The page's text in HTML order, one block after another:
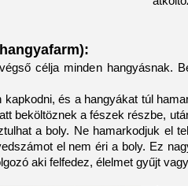
célja minden hangyásnak.
kapkodni, és a hangyákat túl
beköltöznek a fészek részbe,
a boly. Ne hamarkodjuk el
el nem éri a boly. Ez
aki felfedez, élelmet gyűjt